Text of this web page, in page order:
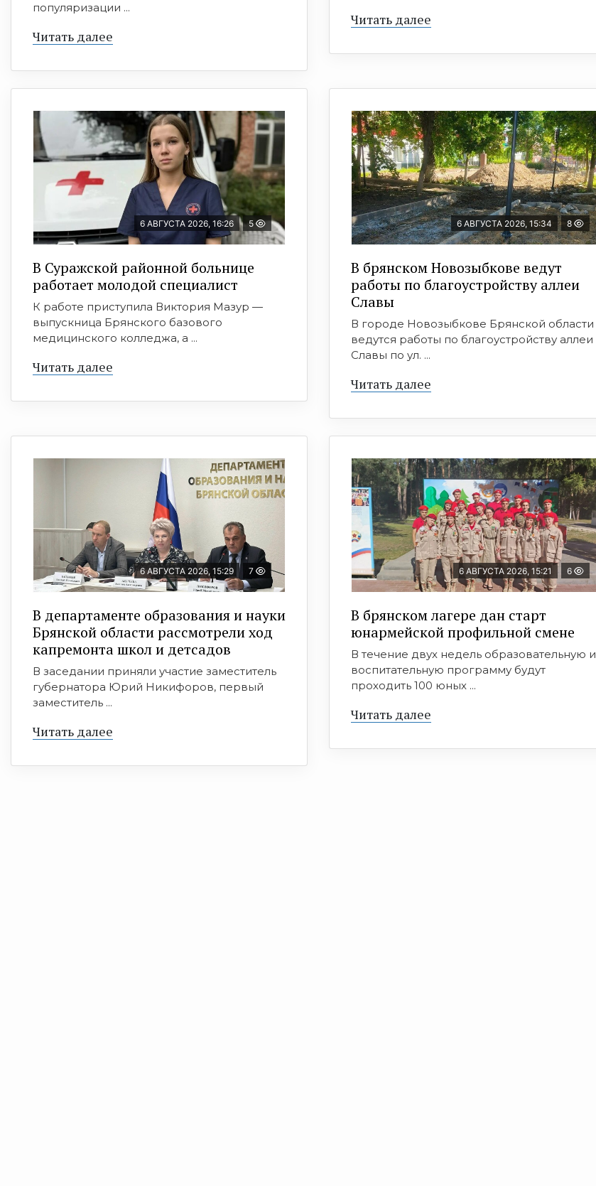
популяризации ...
Читать далее
Читать далее
6 АВГУСТА 2026, 16:26 5
В Суражской районной больнице
работает молодой специалист
К работе приступила Виктория Мазур —
выпускница Брянского базового
медицинского колледжа, а ...
Читать далее
6 АВГУСТА 2026, 15:34 8
В брянском Новозыбкове ведут
работы по благоустройству аллеи
Славы
В городе Новозыбкове Брянской области
ведутся работы по благоустройству аллеи
Славы по ул. ...
Читать далее
6 АВГУСТА 2026, 15:29 7
В департаменте образования и науки
Брянской области рассмотрели ход
капремонта школ и детсадов
В заседании приняли участие заместитель
губернатора Юрий Никифоров, первый
заместитель ...
Читать далее
6 АВГУСТА 2026, 15:21 6
В брянском лагере дан старт
юнармейской профильной смене
В течение двух недель образовательную и
воспитательную программу будут
проходить 100 юных ...
Читать далее